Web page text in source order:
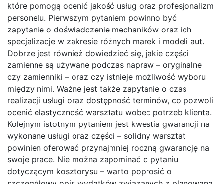
które pomogą ocenić jakość usług oraz profesjonalizm
personelu. Pierwszym pytaniem powinno być
zapytanie o doświadczenie mechaników oraz ich
specjalizacje w zakresie różnych marek i modeli aut.
Dobrze jest również dowiedzieć się, jakie części
zamienne są używane podczas napraw – oryginalne
czy zamienniki – oraz czy istnieje możliwość wyboru
między nimi. Ważne jest także zapytanie o czas
realizacji usługi oraz dostępność terminów, co pozwoli
ocenić elastyczność warsztatu wobec potrzeb klienta.
Kolejnym istotnym pytaniem jest kwestia gwarancji na
wykonane usługi oraz części – solidny warsztat
powinien oferować przynajmniej roczną gwarancję na
swoje prace. Nie można zapominać o pytaniu
dotyczącym kosztorysu – warto poprosić o